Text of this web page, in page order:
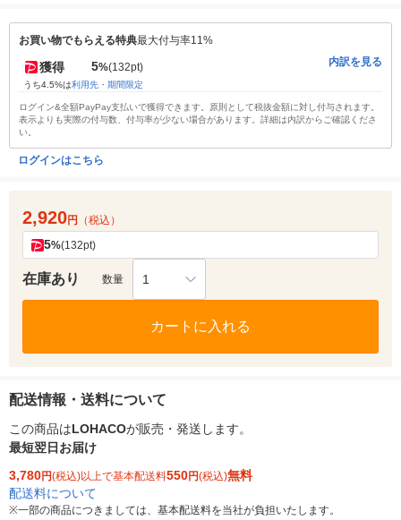
お買い物でもらえる特典最大付与率11%
獲得 5%(132pt)
うち4.5%は利用先・期間限定
内訳を見る
ログイン&全額PayPay支払いで獲得できます。原則として税抜金額に対し付与されます。
表示よりも実際の付与数、付与率が少ない場合があります。詳細は内訳からご確認くださ
い。
ログインはこちら
2,920円 （税込）
5%(132pt)
在庫あり 数量 1
カートに入れる
配送情報・送料について
この商品はLOHACOが販売・発送します。
最短翌日お届け
3,780円(税込)以上で基本配送料550円(税込)無料
配送料について
※一部の商品につきましては、基本配送料を当社が負担いたします。